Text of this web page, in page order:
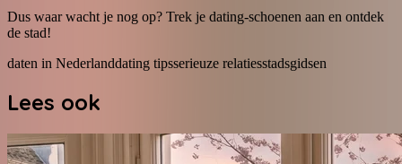
Dus waar wacht je nog op? Trek je dating-schoenen aan en ontdek
de stad!
daten in Nederlanddating tipsserieuze relatiesstadsgidsen
Lees ook